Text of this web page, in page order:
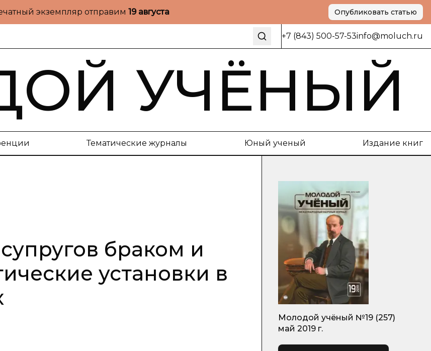
экземпляр отправим 19 августа Опубликовать статью
+7 (843) 500-57-53info@moluch.ru
УЧЁНЫЙ
Тематические журналы Юный ученый Издание книг
браком и
установки в
Молодой учёный №19 (257)
май 2019 г.